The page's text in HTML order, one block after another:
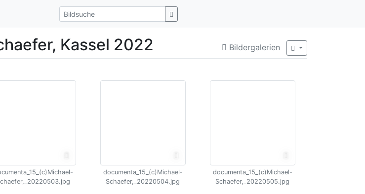
Bildergalerien
Kassel 2022
documenta_15_(c)Michael-
Schaefer,_20220504.jpg
documenta_15_(c)Michael-
Schaefer,_20220505.jpg